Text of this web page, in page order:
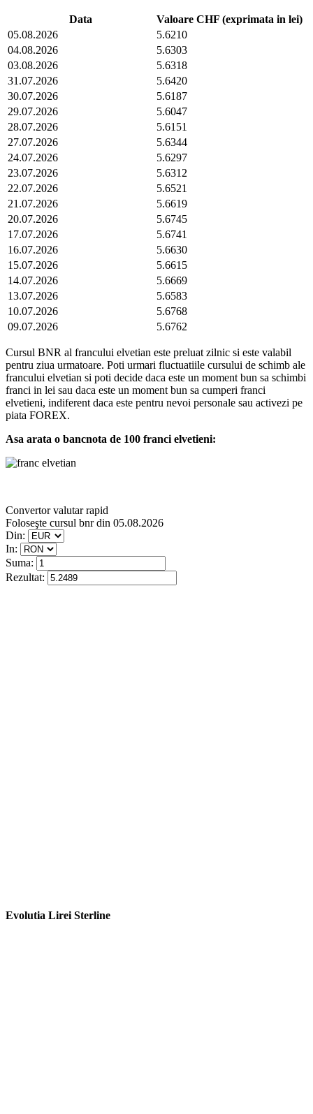
Data
Valoare CHF (exprimata in lei)
05.08.2026
5.6210
04.08.2026
5.6303
03.08.2026
5.6318
31.07.2026
5.6420
30.07.2026
5.6187
29.07.2026
5.6047
28.07.2026
5.6151
27.07.2026
5.6344
24.07.2026
5.6297
23.07.2026
5.6312
22.07.2026
5.6521
21.07.2026
5.6619
20.07.2026
5.6745
17.07.2026
5.6741
16.07.2026
5.6630
15.07.2026
5.6615
14.07.2026
5.6669
13.07.2026
5.6583
10.07.2026
5.6768
09.07.2026
5.6762
Cursul BNR al francului elvetian este preluat zilnic si este valabil
pentru ziua urmatoare. Poti urmari fluctuatiile cursului de schimb ale
francului elvetian si poti decide daca este un moment bun sa schimbi
franci in lei sau daca este un moment bun sa cumperi franci
elvetieni, indiferent daca este pentru nevoi personale sau activezi pe
piata FOREX.
Asa arata o bancnota de 100 franci elvetieni:
Convertor valutar rapid
Foloseşte cursul bnr din 05.08.2026
Din:
In:
Suma:
Rezultat:
Evolutia Lirei Sterline